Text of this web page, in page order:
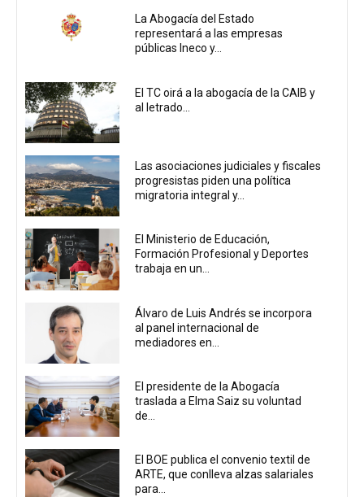
La Abogacía del Estado
representará a las empresas
públicas Ineco y...
El TC oirá a la abogacía de la CAIB y
al letrado...
Las asociaciones judiciales y fiscales
progresistas piden una política
migratoria integral y...
El Ministerio de Educación,
Formación Profesional y Deportes
trabaja en un...
Álvaro de Luis Andrés se incorpora
al panel internacional de
mediadores en...
El presidente de la Abogacía
traslada a Elma Saiz su voluntad
de...
El BOE publica el convenio textil de
ARTE, que conlleva alzas salariales
para...